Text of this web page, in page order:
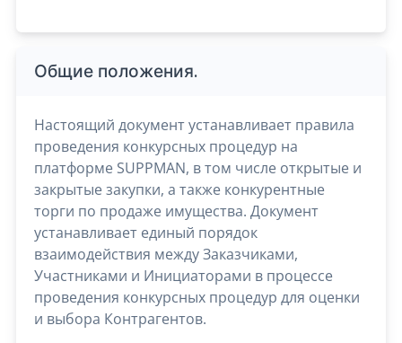
Общие положения.
Настоящий документ устанавливает правила
проведения конкурсных процедур на
платформе SUPPMAN, в том числе открытые и
закрытые закупки, а также конкурентные
торги по продаже имущества. Документ
устанавливает единый порядок
взаимодействия между Заказчиками,
Участниками и Инициаторами в процессе
проведения конкурсных процедур для оценки
и выбора Контрагентов.